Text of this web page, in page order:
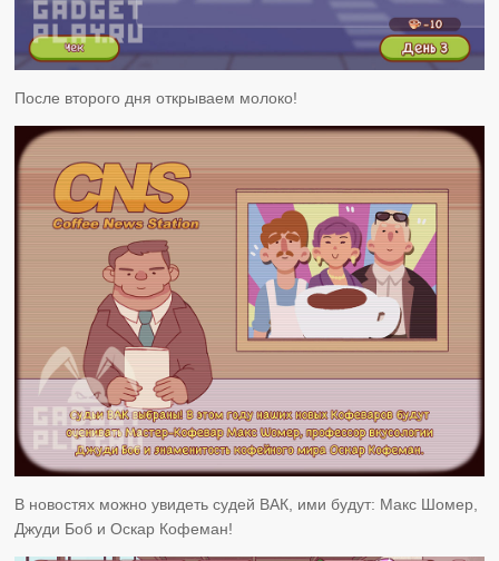
После второго дня открываем молоко!
В новостях можно увидеть судей ВАК, ими будут: Макс Шомер,
Джуди Боб и Оскар Кофеман!